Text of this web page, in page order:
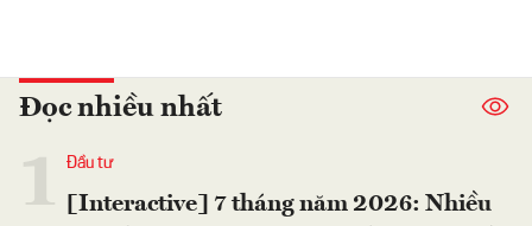
Đọc nhiều nhất
Đầu tư
[Interactive] 7 tháng năm 2026: Nhiều